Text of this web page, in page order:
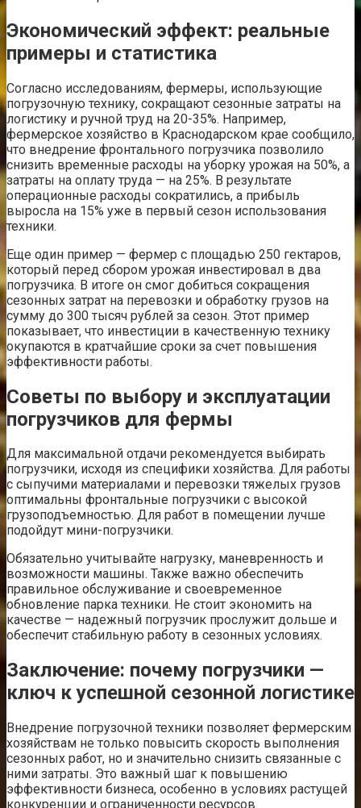
Экономический эффект: реальные
примеры и статистика
Согласно исследованиям, фермеры, использующие
погрузочную технику, сокращают сезонные затраты на
логистику и ручной труд на 20-35%. Например,
фермерское хозяйство в Краснодарском крае сообщило,
что внедрение фронтального погрузчика позволило
снизить временные расходы на уборку урожая на 50%, а
затраты на оплату труда — на 25%. В результате
операционные расходы сократились, а прибыль
выросла на 15% уже в первый сезон использования
техники.
Еще один пример — фермер с площадью 250 гектаров,
который перед сбором урожая инвестировал в два
погрузчика. В итоге он смог добиться сокращения
сезонных затрат на перевозки и обработку грузов на
сумму до 300 тысяч рублей за сезон. Этот пример
показывает, что инвестиции в качественную технику
окупаются в кратчайшие сроки за счет повышения
эффективности работы.
Советы по выбору и эксплуатации
погрузчиков для фермы
Для максимальной отдачи рекомендуется выбирать
погрузчики, исходя из специфики хозяйства. Для работы
с сыпучими материалами и перевозки тяжелых грузов
оптимальны фронтальные погрузчики с высокой
грузоподъемностью. Для работ в помещении лучше
подойдут мини-погрузчики.
Обязательно учитывайте нагрузку, маневренность и
возможности машины. Также важно обеспечить
правильное обслуживание и своевременное
обновление парка техники. Не стоит экономить на
качестве — надежный погрузчик прослужит дольше и
обеспечит стабильную работу в сезонных условиях.
Заключение: почему погрузчики —
ключ к успешной сезонной логистике
Внедрение погрузочной техники позволяет фермерским
хозяйствам не только повысить скорость выполнения
сезонных работ, но и значительно снизить связанные с
ними затраты. Это важный шаг к повышению
эффективности бизнеса, особенно в условиях растущей
конкуренции и ограниченности ресурсов.